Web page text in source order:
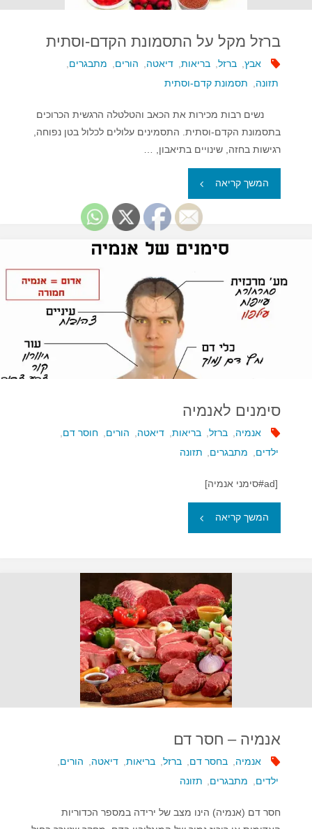
ברזל מקל על התסמונת הקדם-וסתית
אבץ, ברזל, בריאות, דיאטה, הורים, מתבגרים,
תזונה, תסמונת קדם-וסתית
נשים רבות מכירות את הכאב והטלטלה הרגשית הכרוכים
בתסמונת הקדם-וסתית. התסמינים עלולים לכלול בטן נפוחה,
רגישות בחזה, שינויים בתיאבון, …
המשך קריאה "ברזל
מקל
על
הקדם-וסתית"
סימנים לאנמיה
אנמיה ברזל בריאות דיאטה הורים חוסר דם
ילדים
מתבגרים תזונה
[ad#סימני אנמיה]
המשך קריאה "סימנים
אנמיה – חסר דם
אנמיה בחסר דם ברזל בריאות, דיאטה הורים
ילדים
מתבגרים תזונה
חסר דם (אנמיה) הינו מצב של ירידה במספר הכדוריות